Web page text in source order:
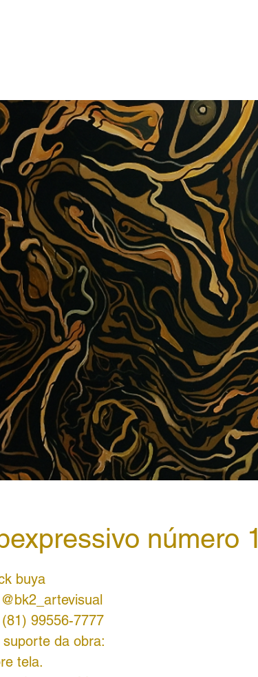
número 1
buya
99556-7777
da obra:
tela.